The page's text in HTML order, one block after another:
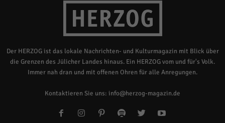
Der HERZOG ist das lokale Nachrichten- und Kulturmagazin mit Blick über
die Grenzen des Jülicher Landes hinaus. Ein HERZOG vom und für's Volk.
Immer nah dran und mit offenen Ohren für alle Anregungen.
Kontaktieren Sie uns: info@herzog-magazin.de